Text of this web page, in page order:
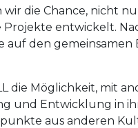
wir die Chance, nicht
Projekte entwickelt.
den gemeinsamen
die Möglichkeit, mit
und Entwicklung in
aus anderen